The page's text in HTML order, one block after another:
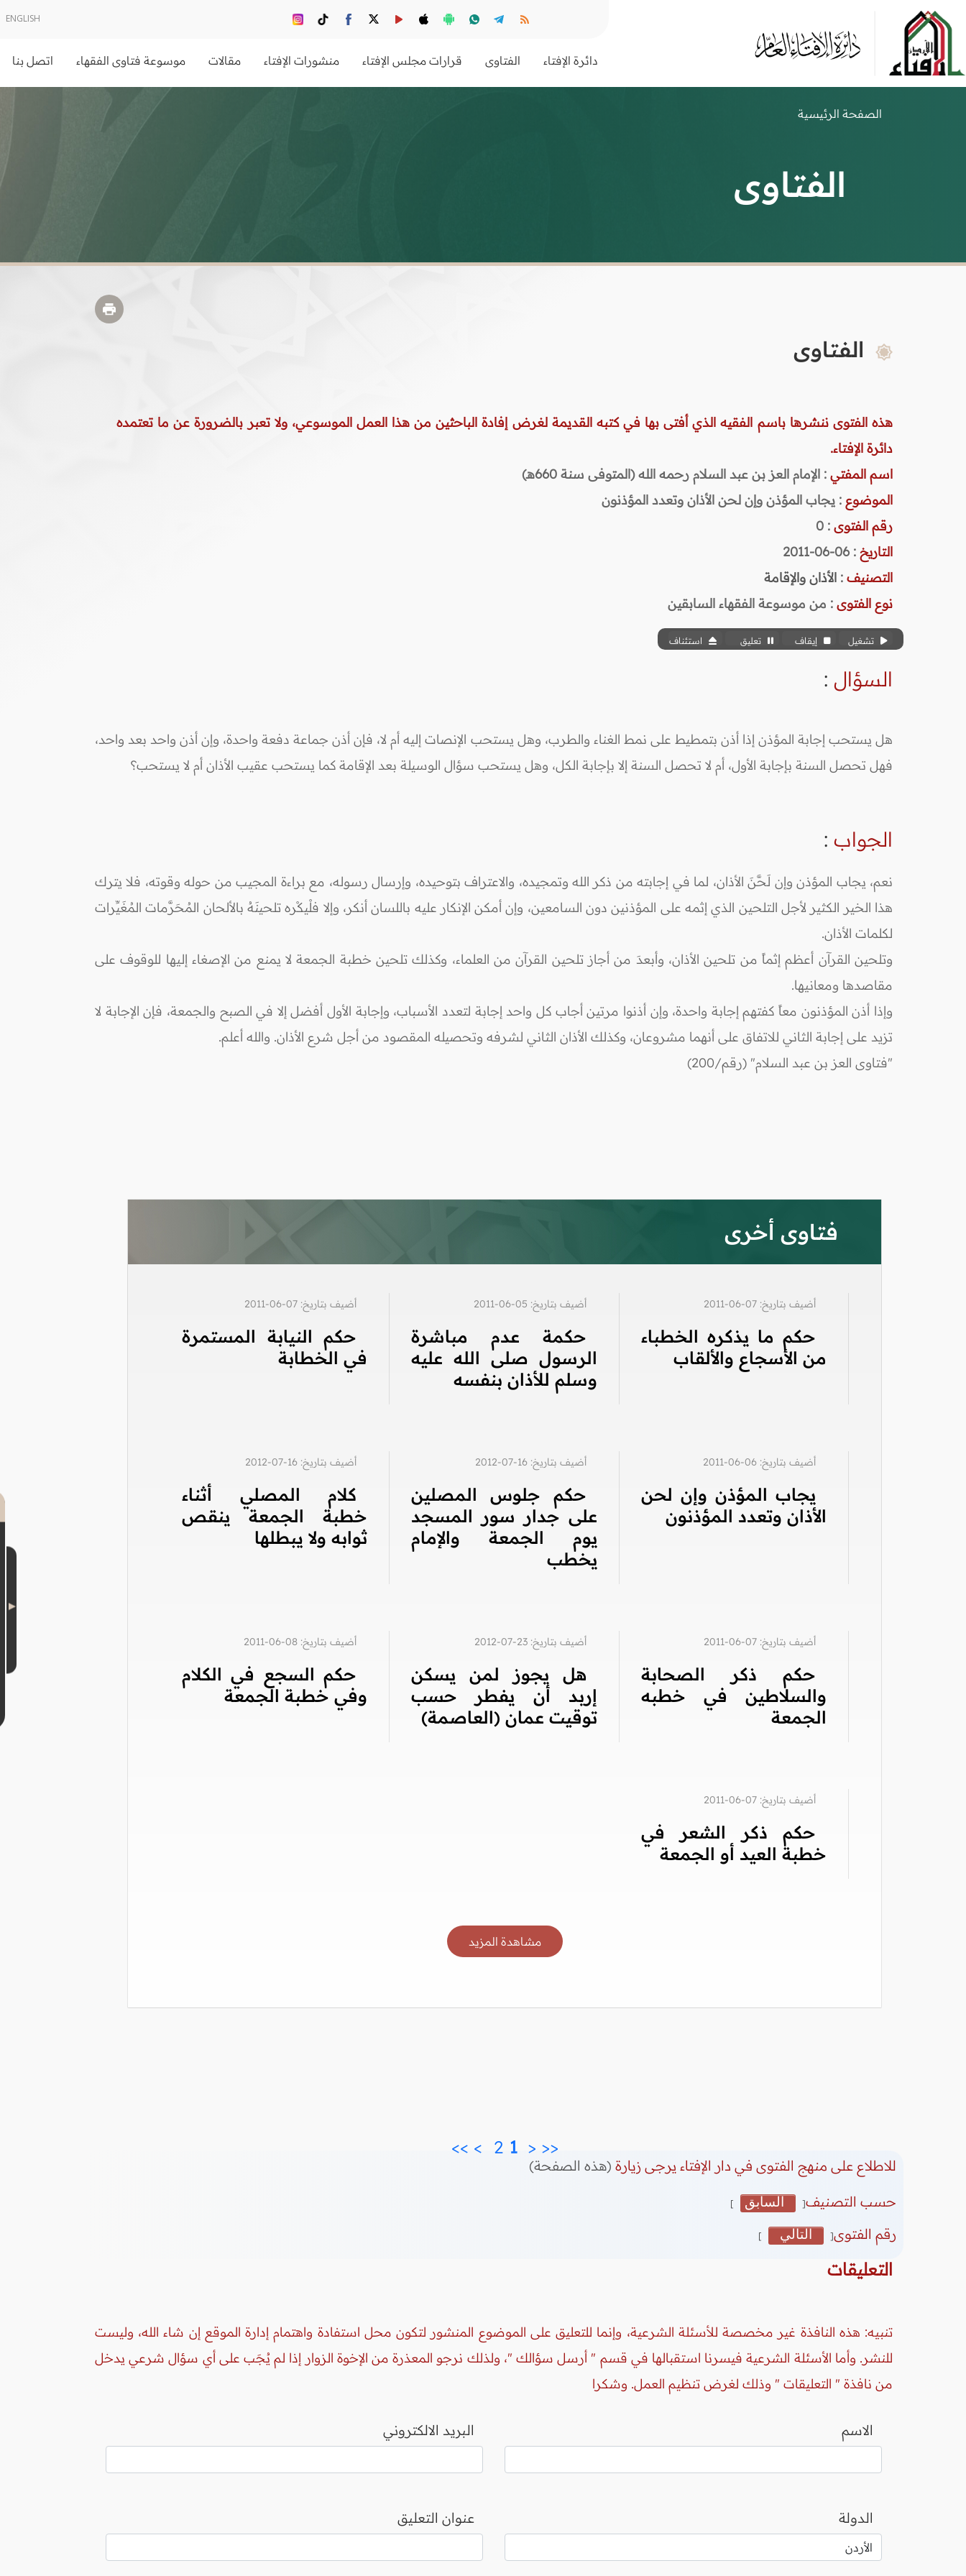
ENGLISH
دائرة الإفتاء الفتاوى قرارات مجلس الإفتاء منشورات الإفتاء مقالات موسوعة فتاوى الفقهاء اتصل بنا
الصفحة الرئيسية
الفتاوى
الفتاوى
هذه الفتوى ننشرها باسم الفقيه الذي أفتى بها في كتبه القديمة لغرض إفادة الباحثين من هذا العمل الموسوعي، ولا تعبر بالضرورة عن ما تعتمده
دائرة الإفتاء.
اسم المفتي : الإمام العز بن عبد السلام رحمه الله (المتوفى سنة 660هـ)
الموضوع : يجاب المؤذن وإن لحن الأذان وتعدد المؤذنون
رقم الفتوى :
0
التاريخ : 06-06-2011
التصنيف : الأذان والإقامة
نوع الفتوى : من موسوعة الفقهاء السابقين
تشغيل إيقاف تعليق استئناف
السؤال :
هل يستحب إجابة المؤذن إذا أذن بتمطيط على نمط الغناء والطرب، وهل يستحب الإنصات إليه أم لا، فإن أذن جماعة دفعة واحدة، وإن أذن واحد بعد واحد،
فهل تحصل السنة بإجابة الأول، أم لا تحصل السنة إلا بإجابة الكل، وهل يستحب سؤال الوسيلة بعد الإقامة كما يستحب عقيب الأذان أم لا يستحب؟
الجواب :
نعم، يجاب المؤذن وإن لَحَّنَ الأذان، لما في إجابته من ذكر الله وتمجيده، والاعتراف بتوحيده، وإرسال رسوله، مع براءة المجيب من حوله وقوته، فلا يترك
هذا الخير الكثير لأجل التلحين الذي إثمه على المؤذنين دون السامعين، وإن أمكن الإنكار عليه باللسان أنكر، وإلا فلْيكْره تلحينَهُ بالألحان المُحَرَّمات المُغَيِّرات
لكلمات الأذان.
وتلحين القرآن أعظم إثماً من تلحين الأذان، وأبعدَ من أجاز تلحين القرآن من العلماء، وكذلك تلحين خطبة الجمعة لا يمنع من الإصغاء إليها للوقوف على
مقاصدها ومعانيها.
وإذا أذن المؤذنون معاً كفتهم إجابة واحدة، وإن أذنوا مرتين أجاب كل واحد إجابة لتعدد الأسباب، وإجابة الأول أفضل إلا في الصبح والجمعة، فإن الإجابة لا
تزيد على إجابة الثاني للاتفاق على أنهما مشروعان، وكذلك الأذان الثاني لشرفه وتحصيله المقصود من أجل شرع الأذان. والله أعلم.
"فتاوى العز بن عبد السلام" (رقم/200)
فتاوى أخرى
أضيف بتاريخ: 07-06-2011
حكم ما يذكره الخطباء
من الأسجاع والألقاب
أضيف بتاريخ: 05-06-2011
حكمة عدم مباشرة
الرسول صلى الله عليه
وسلم للأذان بنفسه
أضيف بتاريخ: 07-06-2011
حكم النيابة المستمرة
في الخطابة
أضيف بتاريخ: 06-06-2011
يجاب المؤذن وإن لحن
الأذان وتعدد المؤذنون
أضيف بتاريخ: 16-07-2012
حكم جلوس المصلين
على جدار سور المسجد
يوم الجمعة والإمام
يخطب
أضيف بتاريخ: 16-07-2012
كلام المصلي أثناء
خطبة الجمعة ينقص
ثوابه ولا يبطلها
أضيف بتاريخ: 07-06-2011
حكم ذكر الصحابة
والسلاطين في خطبه
الجمعة
أضيف بتاريخ: 23-07-2012
هل يجوز لمن يسكن
إربد أن يفطر حسب
توقيت عمان (العاصمة)
أضيف بتاريخ: 08-06-2011
حكم السجع في الكلام
وفي خطبة الجمعة
أضيف بتاريخ: 07-06-2011
حكم ذكر الشعر في
خطبة العيد أو الجمعة
مشاهدة المزيد
<<
<
2
>
>>
للاطلاع على منهج الفتوى في دار الإفتاء يرجى زيارة (هذه الصفحة)
حسب التصنيف[ السابق ]
رقم الفتوى[ التالي ]
التعليقات
تنبيه: هذه النافذة غير مخصصة للأسئلة الشرعية، وإنما للتعليق على الموضوع المنشور لتكون محل استفادة واهتمام إدارة الموقع إن شاء الله، وليست
للنشر. وأما الأسئلة الشرعية فيسرنا استقبالها في قسم " أرسل سؤالك "، ولذلك نرجو المعذرة من الإخوة الزوار إذا لم يُجَب على أي سؤال شرعي يدخل
من نافذة " التعليقات " وذلك لغرض تنظيم العمل. وشكرا
الاسم البريد الالكتروني
الدولة عنوان التعليق